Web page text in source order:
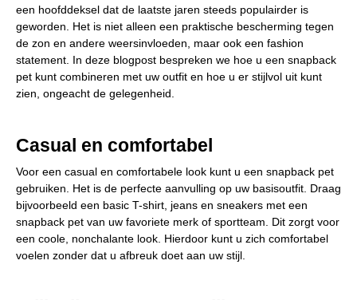
een hoofddeksel dat de laatste jaren steeds populairder is
geworden. Het is niet alleen een praktische bescherming tegen
de zon en andere weersinvloeden, maar ook een fashion
statement. In deze blogpost bespreken we hoe u een snapback
pet kunt combineren met uw outfit en hoe u er stijlvol uit kunt
zien, ongeacht de gelegenheid.
Casual en comfortabel
Voor een casual en comfortabele look kunt u een snapback pet
gebruiken. Het is de perfecte aanvulling op uw basisoutfit. Draag
bijvoorbeeld een basic T-shirt, jeans en sneakers met een
snapback pet van uw favoriete merk of sportteam. Dit zorgt voor
een coole, nonchalante look. Hierdoor kunt u zich comfortabel
voelen zonder dat u afbreuk doet aan uw stijl.